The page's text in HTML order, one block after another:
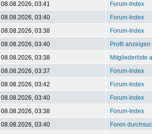
08.08.2026, 03:41
Forum-Index
08.08.2026, 03:40
Forum-Index
08.08.2026, 03:38
Forum-Index
08.08.2026, 03:40
Profil anzeigen
08.08.2026, 03:38
Mitgliederliste
08.08.2026, 03:37
Forum-Index
08.08.2026, 03:42
Forum-Index
08.08.2026, 03:40
Forum-Index
08.08.2026, 03:38
Forum-Index
08.08.2026, 03:40
Foren